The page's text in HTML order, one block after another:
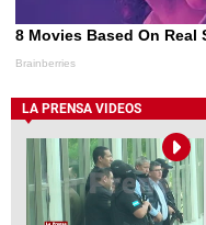
LA PRENSA VIDEOS